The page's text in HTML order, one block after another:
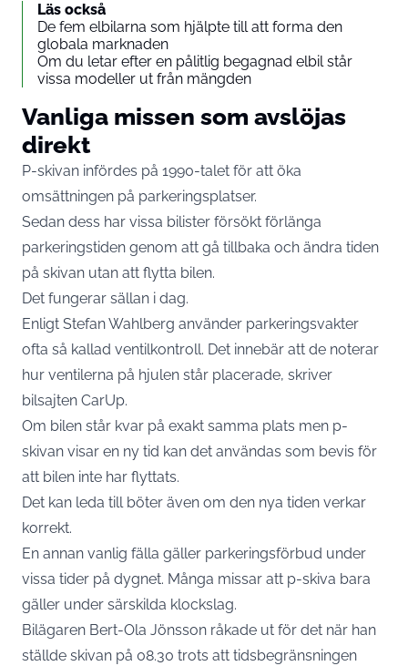
Läs också
De fem elbilarna som hjälpte till att forma den
globala marknaden
Om du letar efter en pålitlig begagnad elbil står
vissa modeller ut från mängden
Vanliga missen som avslöjas
direkt
P-skivan infördes på 1990-talet för att öka
omsättningen på parkeringsplatser.
Sedan dess har vissa bilister försökt förlänga
parkeringstiden genom att gå tillbaka och ändra tiden
på skivan utan att flytta bilen.
Det fungerar sällan i dag.
Enligt Stefan Wahlberg använder parkeringsvakter
ofta så kallad ventilkontroll. Det innebär att de noterar
hur ventilerna på hjulen står placerade, skriver
bilsajten CarUp.
Om bilen står kvar på exakt samma plats men p-
skivan visar en ny tid kan det användas som bevis för
att bilen inte har flyttats.
Det kan leda till böter även om den nya tiden verkar
korrekt.
En annan vanlig fälla gäller parkeringsförbud under
vissa tider på dygnet. Många missar att p-skiva bara
gäller under särskilda klockslag.
Bilägaren Bert-Ola Jönsson råkade ut för det när han
ställde skivan på 08.30 trots att tidsbegränsningen